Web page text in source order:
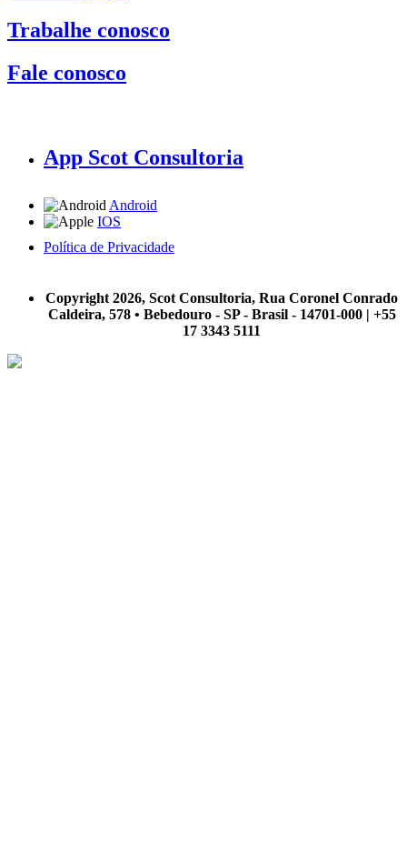
Trabalhe conosco
Fale conosco
App Scot Consultoria
Android
IOS
Política de Privacidade
Copyright 2026, Scot Consultoria, Rua Coronel Conrado
Caldeira, 578 • Bebedouro - SP - Brasil - 14701-000 | +55
17 3343 5111